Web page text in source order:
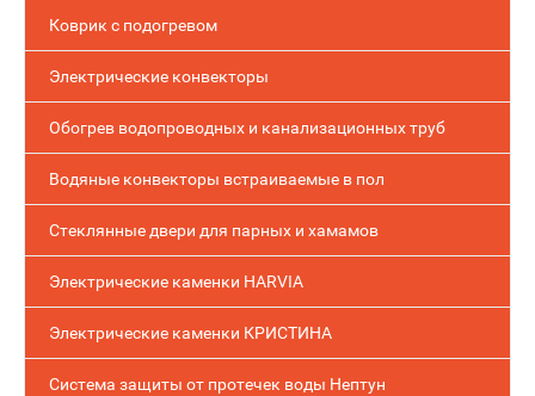
Коврик с подогревом
Электрические конвекторы
Обогрев водопроводных и канализационных труб
Водяные конвекторы встраиваемые в пол
Стеклянные двери для парных и хамамов
Электрические каменки HARVIA
Электрические каменки КРИСТИНА
Система защиты от протечек воды Нептун